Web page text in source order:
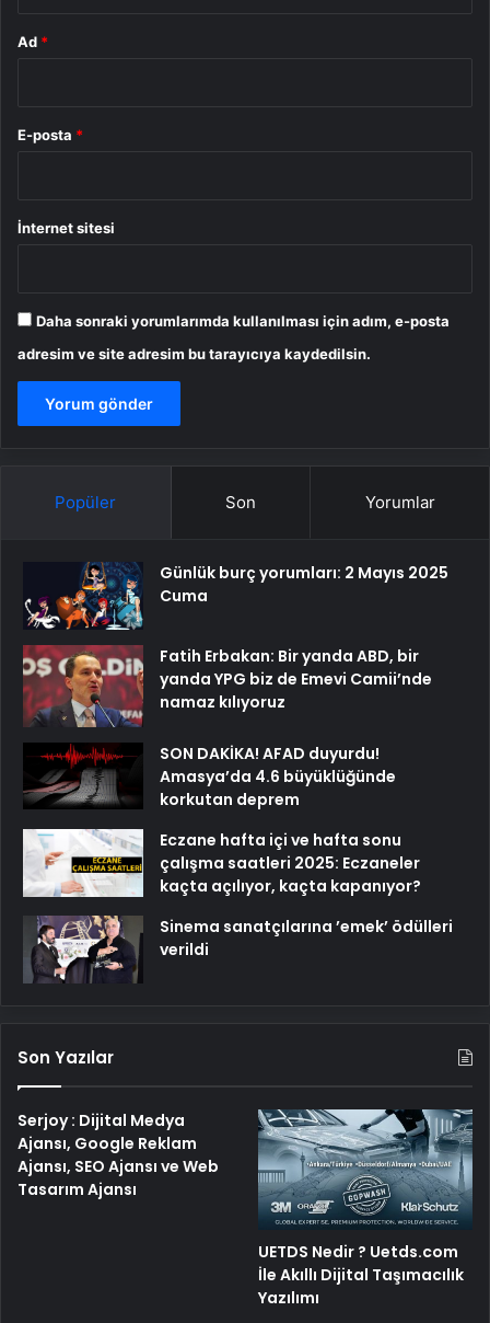
Ad *
E-posta *
İnternet sitesi
Daha sonraki yorumlarımda kullanılması için adım, e-posta
adresim ve site adresim bu tarayıcıya kaydedilsin.
Popüler Son Yorumlar
Günlük burç yorumları: 2 Mayıs 2025
Cuma
Fatih Erbakan: Bir yanda ABD, bir
yanda YPG biz de Emevi Camii’nde
namaz kılıyoruz
SON DAKİKA! AFAD duyurdu!
Amasya’da 4.6 büyüklüğünde
korkutan deprem
Eczane hafta içi ve hafta sonu
çalışma saatleri 2025: Eczaneler
kaçta açılıyor, kaçta kapanıyor?
Sinema sanatçılarına ’emek’ ödülleri
verildi
Son Yazılar
Serjoy : Dijital Medya
Ajansı, Google Reklam
Ajansı, SEO Ajansı ve Web
Tasarım Ajansı
UETDS Nedir ? Uetds.com
İle Akıllı Dijital Taşımacılık
Yazılımı